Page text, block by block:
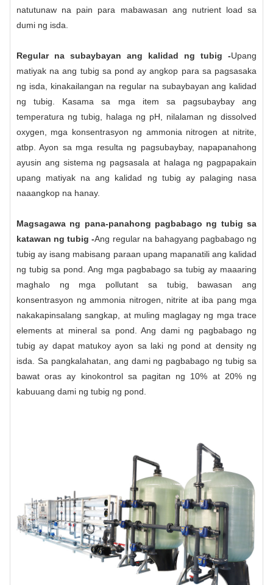
natutunaw na pain para mabawasan ang nutrient load sa
dumi ng isda.
Regular na subaybayan ang kalidad ng tubig -Upang
matiyak na ang tubig sa pond ay angkop para sa pagsasaka
ng isda, kinakailangan na regular na subaybayan ang kalidad
ng tubig. Kasama sa mga item sa pagsubaybay ang
temperatura ng tubig, halaga ng pH, nilalaman ng dissolved
oxygen, mga konsentrasyon ng ammonia nitrogen at nitrite,
atbp. Ayon sa mga resulta ng pagsubaybay, napapanahong
ayusin ang sistema ng pagsasala at halaga ng pagpapakain
upang matiyak na ang kalidad ng tubig ay palaging nasa
naaangkop na hanay.
Magsagawa ng pana-panahong pagbabago ng tubig sa
katawan ng tubig -Ang regular na bahagyang pagbabago ng
tubig ay isang mabisang paraan upang mapanatili ang kalidad
ng tubig sa pond. Ang mga pagbabago sa tubig ay maaaring
maghalo ng mga pollutant sa tubig, bawasan ang
konsentrasyon ng ammonia nitrogen, nitrite at iba pang mga
nakakapinsalang sangkap, at muling maglagay ng mga trace
elements at mineral sa pond. Ang dami ng pagbabago ng
tubig ay dapat matukoy ayon sa laki ng pond at density ng
isda. Sa pangkalahatan, ang dami ng pagbabago ng tubig sa
bawat oras ay kinokontrol sa pagitan ng 10% at 20% ng
kabuuang dami ng tubig ng pond.